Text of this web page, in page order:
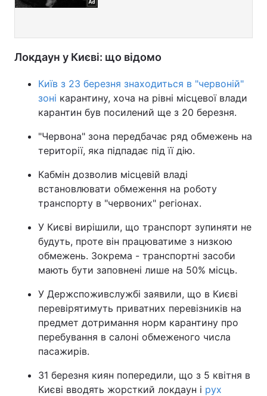
Локдаун у Києві: що відомо
Київ з 23 березня знаходиться в "червоній"
зоні карантину, хоча на рівні місцевої влади
карантин був посилений ще з 20 березня.
"Червона" зона передбачає ряд обмежень на
території, яка підпадає під її дію.
Кабмін дозволив місцевій владі
встановлювати обмеження на роботу
транспорту в "червоних" регіонах.
У Києві вирішили, що транспорт зупиняти не
будуть, проте він працюватиме з низкою
обмежень. Зокрема - транспортні засоби
мають бути заповнені лише на 50% місць.
У Держспоживслужбі заявили, що в Києві
перевірятимуть приватних перевізників на
предмет дотримання норм карантину про
перебування в салоні обмеженого числа
пасажирів.
31 березня киян попередили, що з 5 квітня в
Києві вводять жорсткий локдаун і рух